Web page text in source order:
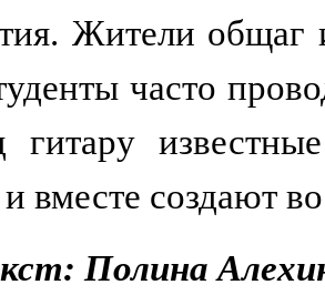
Жители
часто
гитару
вместе создают
Полина